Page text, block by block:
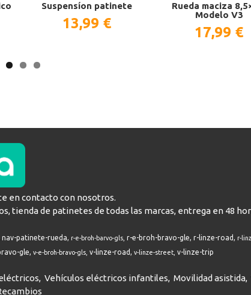
Suspensíon patinete
13,99 €
Rueda maciza
Modelo V3
17,99 €
en contacto con nosotros.
tienda de patinetes de todas las marcas, entrega en 48
nav-patinete-rueda r-e-broh-barvo-gls r-e-broh-bravo-gle r-linze-road r-
gle v-e-broh-bravo-gls v-linze-road v-linze-street v-linze-trip
Vehículos eléctricos infantiles Movilidad asistida